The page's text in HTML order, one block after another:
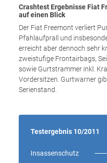
Crashtest Ergebnisse Fiat
auf einen Blick
Der Fiat Freemont verliert
Pfahlaufprall und
erreicht aber dennoch sehr
zweistufige Frontairbags,
sowie Gurtstrammer inkl.
Vordersitzen. Gurtwarner
Serienstand.
Testergebnis 10/2011
Insassenschutz